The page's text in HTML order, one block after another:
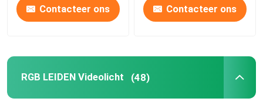
Contacteer ons Contacteer ons
RGB LEIDEN Videolicht (48)